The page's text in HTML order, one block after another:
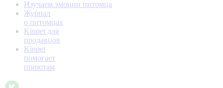
Изучаем эмоции питомца
Журнал
о питомцах
Kinpet для
продавцов
Kinpet
помогает
приютам